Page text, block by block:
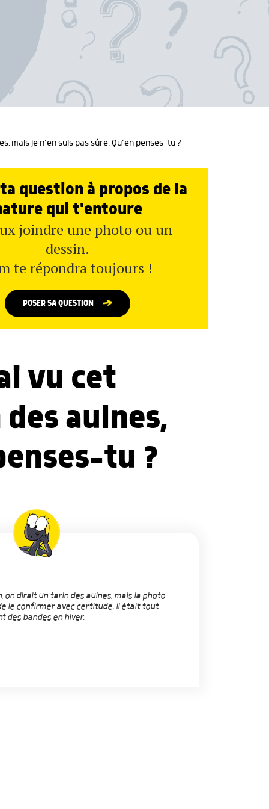
mais je n’en suis pas sûre. Qu’en penses-tu ?
question à propos de la
qui t'entoure
joindre une photo ou un
dessin.
te répondra toujours !
POSER SA QUESTION
vu cet
aulnes,
tu ?
on dirait un tarin des aulnes, mais la photo
le confirmer avec certitude. Il était tout
des bandes en hiver.